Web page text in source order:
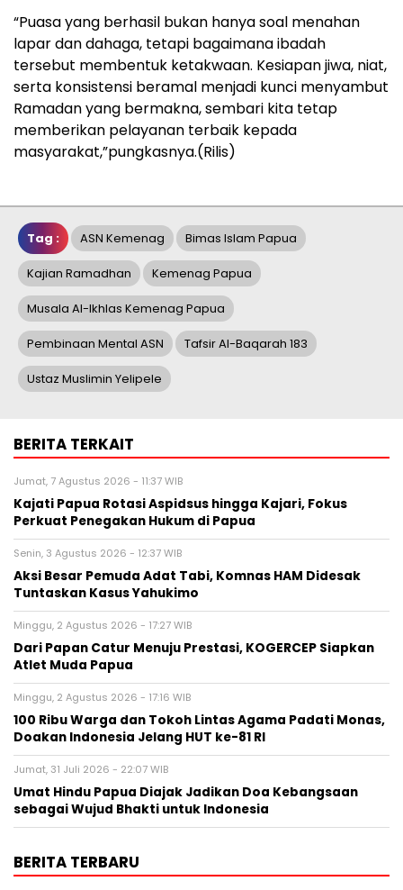
“Puasa yang berhasil bukan hanya soal menahan
lapar dan dahaga, tetapi bagaimana ibadah
tersebut membentuk ketakwaan. Kesiapan jiwa, niat,
serta konsistensi beramal menjadi kunci menyambut
Ramadan yang bermakna, sembari kita tetap
memberikan pelayanan terbaik kepada
masyarakat,”pungkasnya.(Rilis)
Tag : ASN Kemenag Bimas Islam Papua
Kajian Ramadhan Kemenag Papua
Musala Al-Ikhlas Kemenag Papua
Pembinaan Mental ASN Tafsir Al-Baqarah 183
Ustaz Muslimin Yelipele
BERITA TERKAIT
Jumat, 7 Agustus 2026 - 11:37 WIB
Kajati Papua Rotasi Aspidsus hingga Kajari, Fokus
Perkuat Penegakan Hukum di Papua
Senin, 3 Agustus 2026 - 12:37 WIB
Aksi Besar Pemuda Adat Tabi, Komnas HAM Didesak
Tuntaskan Kasus Yahukimo
Minggu, 2 Agustus 2026 - 17:27 WIB
Dari Papan Catur Menuju Prestasi, KOGERCEP Siapkan
Atlet Muda Papua
Minggu, 2 Agustus 2026 - 17:16 WIB
100 Ribu Warga dan Tokoh Lintas Agama Padati Monas,
Doakan Indonesia Jelang HUT ke-81 RI
Jumat, 31 Juli 2026 - 22:07 WIB
Umat Hindu Papua Diajak Jadikan Doa Kebangsaan
sebagai Wujud Bhakti untuk Indonesia
BERITA TERBARU